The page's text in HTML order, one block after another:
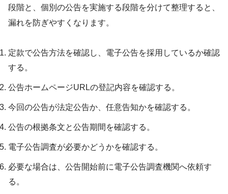
段階と、個別の公告を実施する段階を分けて整理すると、
漏れを防ぎやすくなります。
定款で公告方法を確認し、電子公告を採用しているか確認
する。
公告ホームページURLの登記内容を確認する。
今回の公告が法定公告か、任意告知かを確認する。
公告の根拠条文と公告期間を確認する。
電子公告調査が必要かどうかを確認する。
必要な場合は、公告開始前に電子公告調査機関へ依頼す
る。